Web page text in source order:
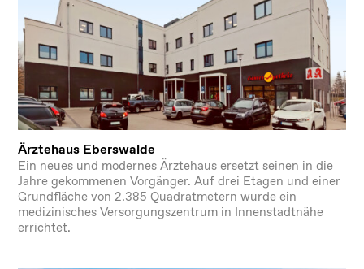
Ärztehaus Eberswalde
Ein neues und modernes Ärztehaus ersetzt seinen in die
Jahre gekommenen Vorgänger. Auf drei Etagen und einer
Grundfläche von 2.385 Quadratmetern wurde ein
medizinisches Versorgungszentrum in Innenstadtnähe
errichtet.